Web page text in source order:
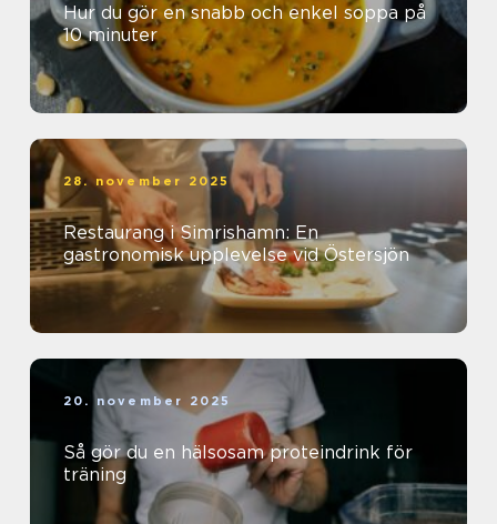
Hur du gör en snabb och enkel soppa på
10 minuter
28. november 2025
Restaurang i Simrishamn: En
gastronomisk upplevelse vid Östersjön
20. november 2025
Så gör du en hälsosam proteindrink för
träning